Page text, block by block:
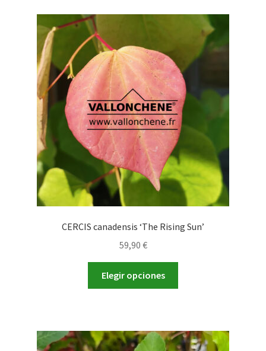
opciones
pueden
elegir
en
la
página
de
producto
CERCIS canadensis ‘The Rising Sun’
59,90 €
Elegir opciones
variantes.
Las